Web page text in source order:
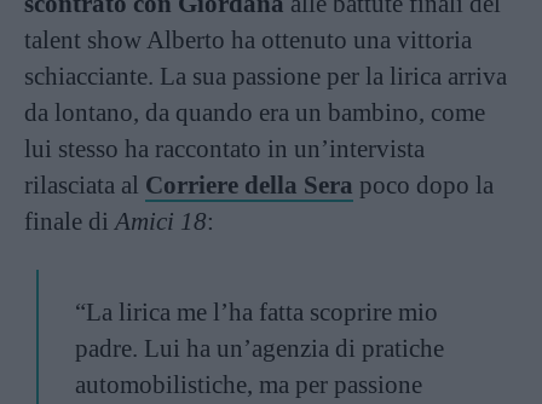
talent show Alberto ha ottenuto una vittoria
schiacciante. La sua passione per la lirica arriva
da lontano, da quando era un bambino, come
lui stesso ha raccontato in un’intervista
rilasciata al Corriere della Sera poco dopo la
finale di Amici 18:
“La lirica me l’ha fatta scoprire mio
padre. Lui ha un’agenzia di pratiche
automobilistiche, ma per passione